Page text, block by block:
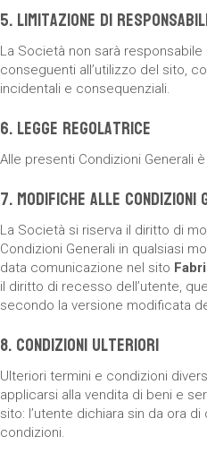
5. Limitazione di
La Società non sarà
conseguenti all’utilizzo del sito,
incidentali e consequenziali.
6. Legge Regolatrice
Alle presenti Condizioni Generali
7. Modifiche alle Condizioni
La Società si riserva il diritto di
Condizioni Generali in qualsiasi
data comunicazione nel sito
il diritto di recesso dell’utente,
secondo la versione modificata
8. Condizioni Ulteriori
Ulteriori termini e condizioni
applicarsi alla vendita di beni e
sito: l’utente dichiara sin da ora
condizioni.